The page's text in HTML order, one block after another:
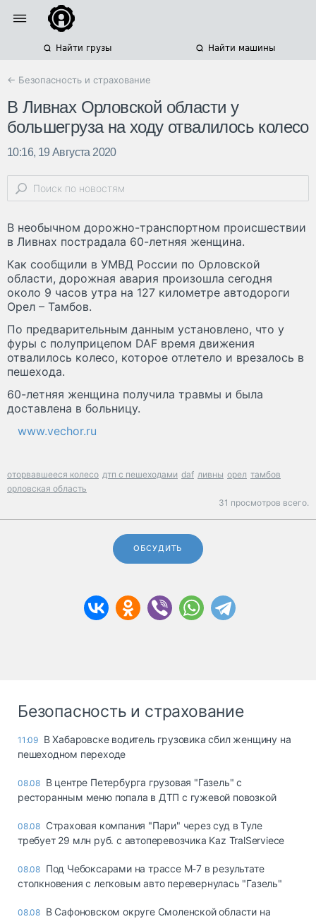
Найти грузы Найти машины
← Безопасность и страхование
В Ливнах Орловской области у
большегруза на ходу отвалилось колесо
10:16, 19 Августа 2020
В необычном дорожно-транспортном происшествии
в Ливнах пострадала 60-летняя женщина.
Как сообщили в УМВД России по Орловской
области, дорожная авария произошла сегодня
около 9 часов утра на 127 километре автодороги
Орел – Тамбов.
По предварительным данным установлено, что у
фуры с полуприцепом DAF время движения
отвалилось колесо, которое отлетело и врезалось в
пешехода.
60-летняя женщина получила травмы и была
доставлена в больницу.
www.vechor.ru
оторвавшееся колесо дтп с пешеходами daf ливны орел тамбов
орловская область
31 просмотров всего.
ОБСУДИТЬ
Безопасность и страхование
11:09 В Хабаровске водитель грузовика сбил женщину на
пешеходном переходе
08.08 В центре Петербурга грузовая "Газель" с
ресторанным меню попала в ДТП с гужевой повозкой
08.08 Страховая компания "Пари" через суд в Туле
требует 29 млн руб. с автоперевозчика Kaz TralServiece
08.08 Под Чебоксарами на трассе М-7 в результате
столкновения с легковым авто перевернулась "Газель"
08.08 В Сафоновском округе Смоленской области на